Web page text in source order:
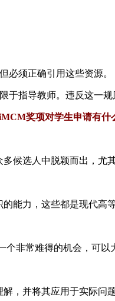
必须正确引用这些资源。
于指导教师。违反这一规
奖项对学生申请有什
候选人中脱颖而出，尤
能力，这些都是现代高
非常难得的机会，可以
，并将其应用于实际